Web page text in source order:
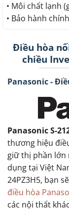
• Môi chất lạnh
• Bảo hành
Điều hòa
chiều
Panasonic -
Panasonic S-
thương hiệu
giữ thị phần lớn
dụng tại Việt
24PZ3H5, bạn
điều hòa
các nội thất